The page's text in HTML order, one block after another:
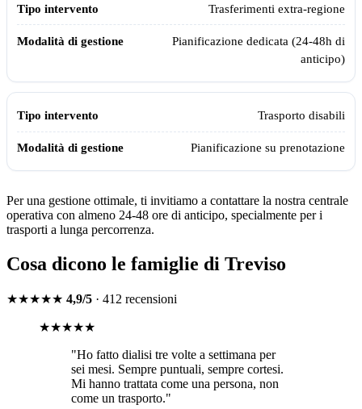
Trasferimenti extra-regione
Pianificazione dedicata (24-48h di
anticipo)
Trasporto disabili
Pianificazione su prenotazione
Per una gestione ottimale, ti invitiamo a contattare la nostra centrale
operativa con almeno 24-48 ore di anticipo, specialmente per i
trasporti a lunga percorrenza.
Cosa dicono le famiglie di Treviso
★★★★★ 4,9/5 · 412 recensioni
★★★★★
"Ho fatto dialisi tre volte a settimana per
sei mesi. Sempre puntuali, sempre cortesi.
Mi hanno trattata come una persona, non
come un trasporto."